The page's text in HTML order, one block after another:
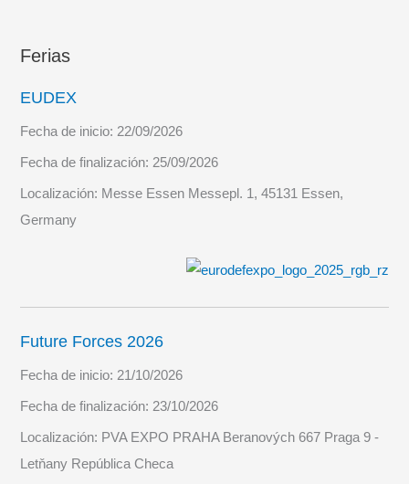
Ferias
EUDEX
Fecha de inicio:22/09/2026
Fecha de finalización:25/09/2026
Localización: Messe Essen Messepl. 1, 45131 Essen,
Germany
Future Forces 2026
Fecha de inicio: 21/10/2026
Fecha de finalización: 23/10/2026
Localización: PVA EXPO PRAHA Beranových 667 Praga 9 -
Letňany República Checa